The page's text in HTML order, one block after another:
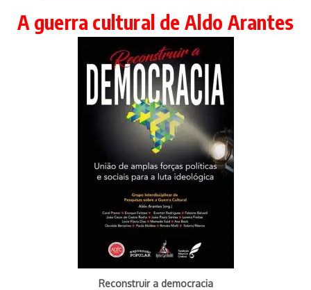
A guerra cultural de Aldo Arantes
Reconstruir a democracia